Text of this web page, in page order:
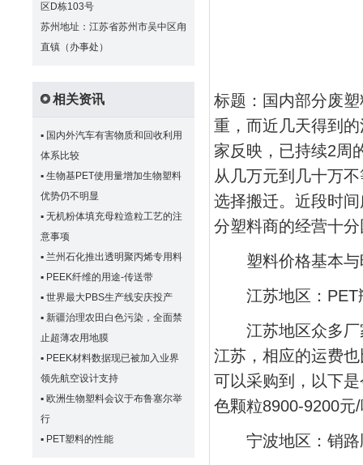
区D栋103号
苏州地址：江苏省苏州市吴中区甪
直镇（办事处）
相关资讯
▪ 国内外汽车有害物质和回收利用
体系比较
▪ 生物基PET使用量增加生物塑料
优势仍不明显
▪ 无机粉体填充母粒造粒工艺的注
意事项
▪ 兰州石化推出透明聚丙烯专用料
▪ PEEK纤维的用途-传送带
▪ 世界最大PBS生产线安庆投产
▪ 新疆治理农田白色污染，全面禁
止超薄农用地膜
▪ PEEK材料数据现已被加入业界
领先航空设计支持
▪ 欧洲生物塑料会议于布鲁塞尔举
行
▪ PET塑料的性能
标题：国内部分废
重，而近几天得到
家反映，已持续2周
从几万元到几十万
选择搬迁。近段时
分塑料商的经营十
塑料价格基本与
江苏地区：PET
江苏地区众多厂
江苏，相应的运费
可以采购到，以下
色颗粒8900-9200元
宁波地区：销路